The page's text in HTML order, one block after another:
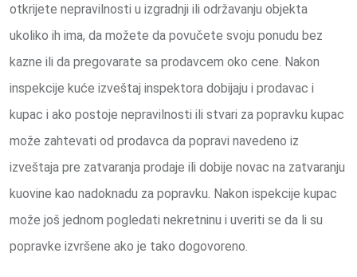
otkrijete nepravilnosti u izgradnji ili održavanju objekta
ukoliko ih ima, da možete da povučete svoju ponudu bez
kazne ili da pregovarate sa prodavcem oko cene. Nakon
inspekcije kuće izveštaj inspektora dobijaju i prodavac i
kupac i ako postoje nepravilnosti ili stvari za popravku kupac
može zahtevati od prodavca da popravi navedeno iz
izveštaja pre zatvaranja prodaje ili dobije novac na zatvaranju
kuovine kao nadoknadu za popravku. Nakon ispekcije kupac
može još jednom pogledati nekretninu i uveriti se da li su
popravke izvršene ako je tako dogovoreno.